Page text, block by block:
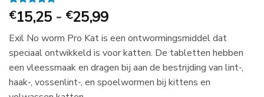
Gewaardeerd
5op 5
op
1
klantbeoordeling
€15,25 - €25,99Prijsklasse:
15,25
tot
€
25,99
Exil No worm Pro Kat is een ontwormingsmiddel dat
speciaal ontwikkeld is voor katten. De tabletten hebben
een vleessmaak en dragen bij aan de bestrijding van lint-,
haak-, vossenlint-, en spoelwormen bij kittens en